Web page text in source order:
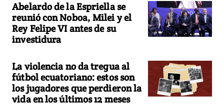
Abelardo de la Espriella se
reunió con Noboa, Milei y el
Rey Felipe VI antes de su
investidura
La violencia no da tregua al
fútbol ecuatoriano: estos son
los jugadores que perdieron la
vida en los últimos 12 meses